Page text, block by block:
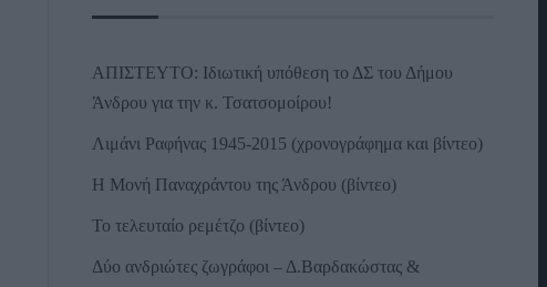
ΑΠΙΣΤΕΥΤΟ: Ιδιωτική υπόθεση το ΔΣ του Δήμου
Άνδρου για την κ. Τσατσομοίρου!
Λιμάνι Ραφήνας 1945-2015 (χρονογράφημα και βίντεο)
Η Μονή Παναχράντου της Άνδρου (βίντεο)
Το τελευταίο ρεμέτζο (βίντεο)
Δύο ανδριώτες ζωγράφοι – Δ.Βαρδακώστας &